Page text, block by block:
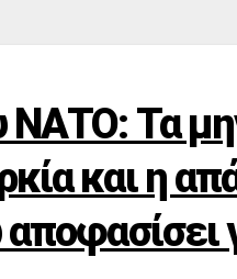
ΝΑΤΟ: Τα
και η